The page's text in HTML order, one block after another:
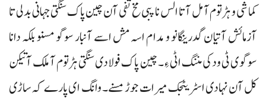
کماشی و ہڑتوم آ مل آتا الس نا پبی مخ تفی آن چین پاک سنگتی جہانی بدلی تا
آزمائش آتیان گدرینگانو و مدام اسہ مش اسے آنبار سوگو مسنو بلکہ دانا
سوگوی ٹی ودکی مننگ اٹی ءِ۔ چین پاک فولادی سنگتی ہڑتوم آ ملک آتیکن
کل آن نہادی اسٹریٹجک میرات جوڑ مسنے۔ وانگ ای پارے کہ ساڑی